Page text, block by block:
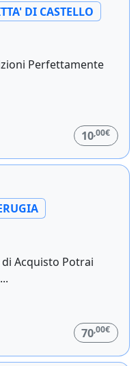
DI CASTELLO
Perfettamente
10,00€
Acquisto Potrai
70,00€